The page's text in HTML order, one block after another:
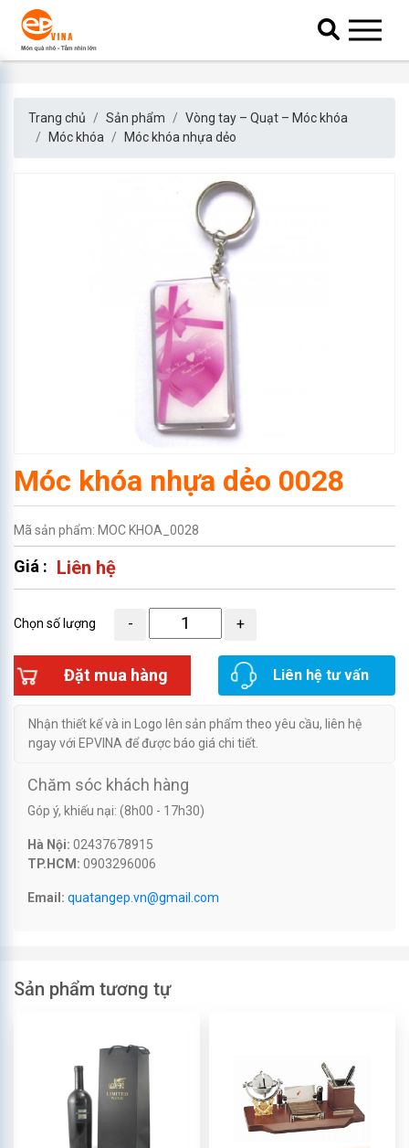
Trang chủ Sản phẩm
Vòng tay – Quạt – Móc khóa
Móc khóa
Móc khóa nhựa dẻo
Móc khóa nhựa dẻo 0028
Mã sản phẩm: MOC KHOA_0028
Giá : Liên hệ
Chọn số lượng
Đặt mua hàng Liên hệ tư vấn
Nhận thiết kế và in Logo lên sản phẩm theo yêu cầu, liên hệ
ngay với EPVINA để được báo giá chi tiết.
Chăm sóc khách hàng
Góp ý, khiếu nại: (8h00 - 17h30)
Hà Nội: 02437678915
TP.HCM: 0903296006
Email: quatangep.vn@gmail.com
Sản phẩm tương tự